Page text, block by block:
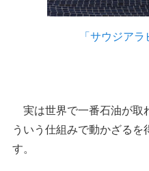
「サウジア
実は世界で一番石油が取
ういう仕組みで動かざるを
す。